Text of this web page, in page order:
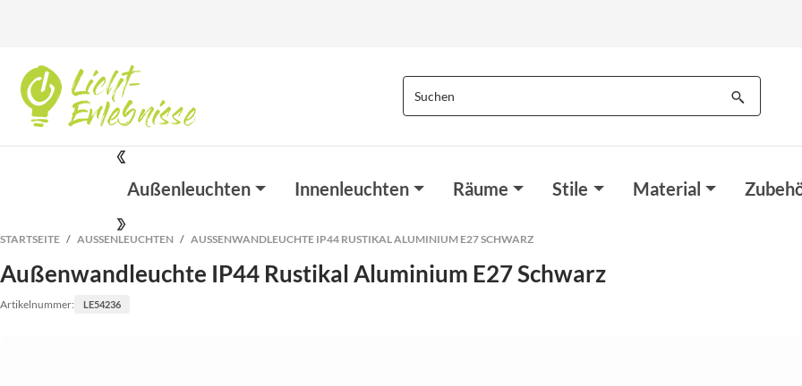
Außenleuchten Innenleuchten Räume Stile Material
STARTSEITE AUSSENLEUCHTEN AUSSENWANDLEUCHTE IP44 RUSTIKAL ALUMINIUM E27 SCHWARZ
Außenwandleuchte IP44 Rustikal Aluminium E27 Schwarz
Artikelnummer: LE54236